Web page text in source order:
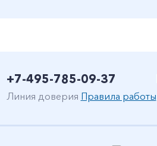
+7-495-785-09-37
Линия доверия Правила работы